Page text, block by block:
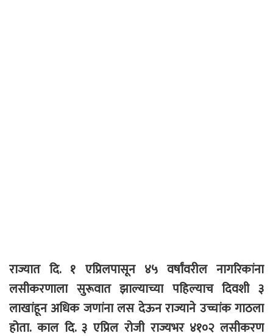
राज्यात दि. १ एप्रिलपासून ४५ वर्षांवरील नागरिकांना
लसीकरणाला सुरूवात झाल्याच्या पहिल्याच दिवशी ३
लाखांहून अधिक जणांना लस देऊन राज्याने उच्चांक गाठला
होता. काल दि. ३ एप्रिल रोजी राज्यभर ४१०२ लसीकरण